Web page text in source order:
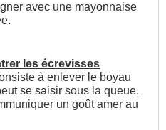
avec une mayonnaise
les écrevisses
à enlever le boyau
se saisir sous la queue.
un goût amer au